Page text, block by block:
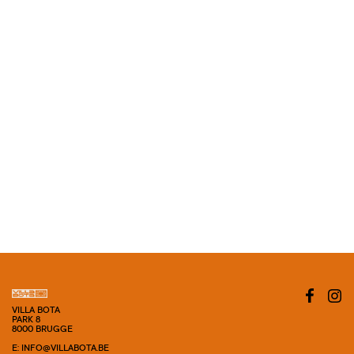
VILLA BOTA
PARK 8
8000 BRUGGE
E: INFO@VILLABOTA.BE